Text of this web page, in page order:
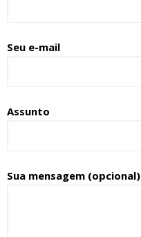
Seu e-mail
Assunto
Sua mensagem (opcional)